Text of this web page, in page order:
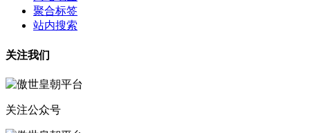
聚合标签
站内搜索
关注我们
关注公众号